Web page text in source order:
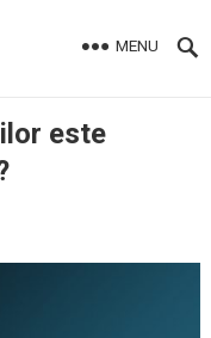
MENU
este